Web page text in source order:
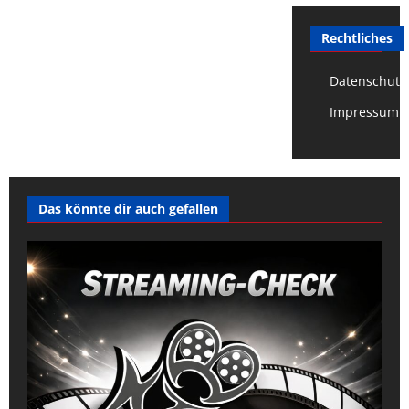
Rechtliches
Impressum
Das könnte dir auch gefallen